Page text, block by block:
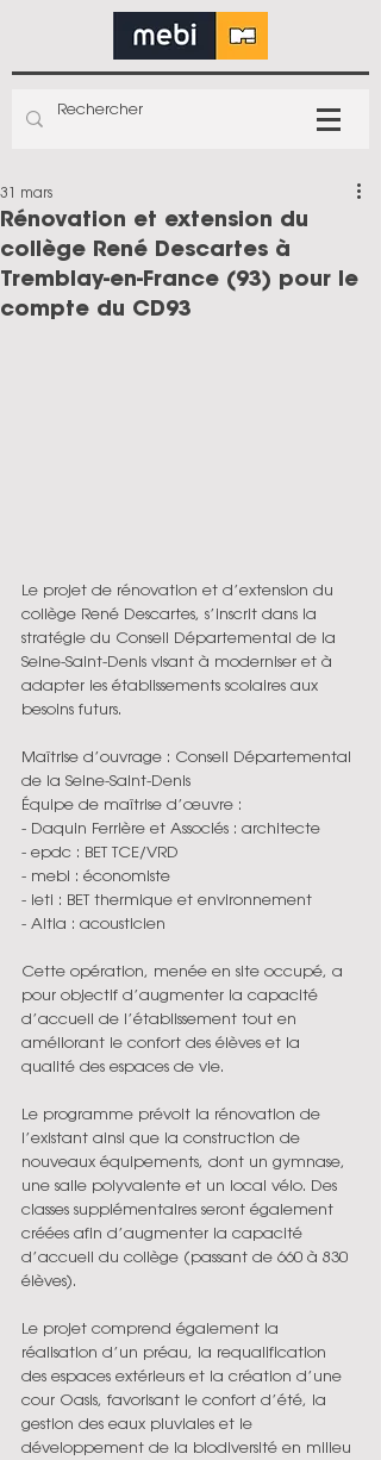
Rénovation et extension du
collège René Descartes à
Tremblay-en-France (93) pour le
compte du CD93
31 mars
Le projet de rénovation et d’extension du
collège René Descartes, s’inscrit dans la
stratégie du Conseil Départemental de la
Seine-Saint-Denis visant à moderniser et à
adapter les établissements scolaires aux
besoins futurs.
Maîtrise d’ouvrage : Conseil Départemental
de la Seine-Saint-Denis
Équipe de maîtrise d’œuvre :
- Daquin Ferrière et Associés : architecte
- epdc : BET TCE/VRD
- mebi : économiste
- ieti : BET thermique et environnement
- Altia : acousticien
Cette opération, menée en site occupé, a
pour objectif d’augmenter la capacité
d’accueil de l’établissement tout en
améliorant le confort des élèves et la
qualité des espaces de vie.
Le programme prévoit la rénovation de
l’existant ainsi que la construction de
nouveaux équipements, dont un gymnase,
une salle polyvalente et un local vélo. Des
classes supplémentaires seront également
créées afin d’augmenter la capacité
d’accueil du collège (passant de 660 à 830
élèves).
Le projet comprend également la
réalisation d’un préau, la requalification
des espaces extérieurs et la création d’une
cour Oasis, favorisant le confort d’été, la
gestion des eaux pluviales et le
développement de la biodiversité en milieu